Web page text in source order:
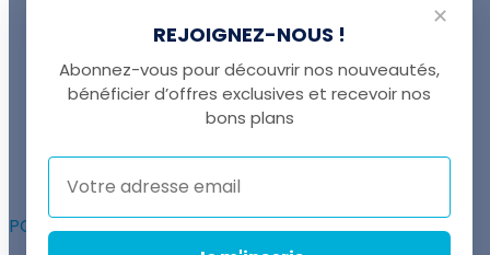
UNE QUESTION ?
+41 22 307 02 00
POUR ALLER PLUS LOIN :
✕
REJOIGNEZ-NOUS !
Abonnez-vous pour découvrir nos nouveautés,
bénéficier d’offres exclusives et recevoir nos
bons plans